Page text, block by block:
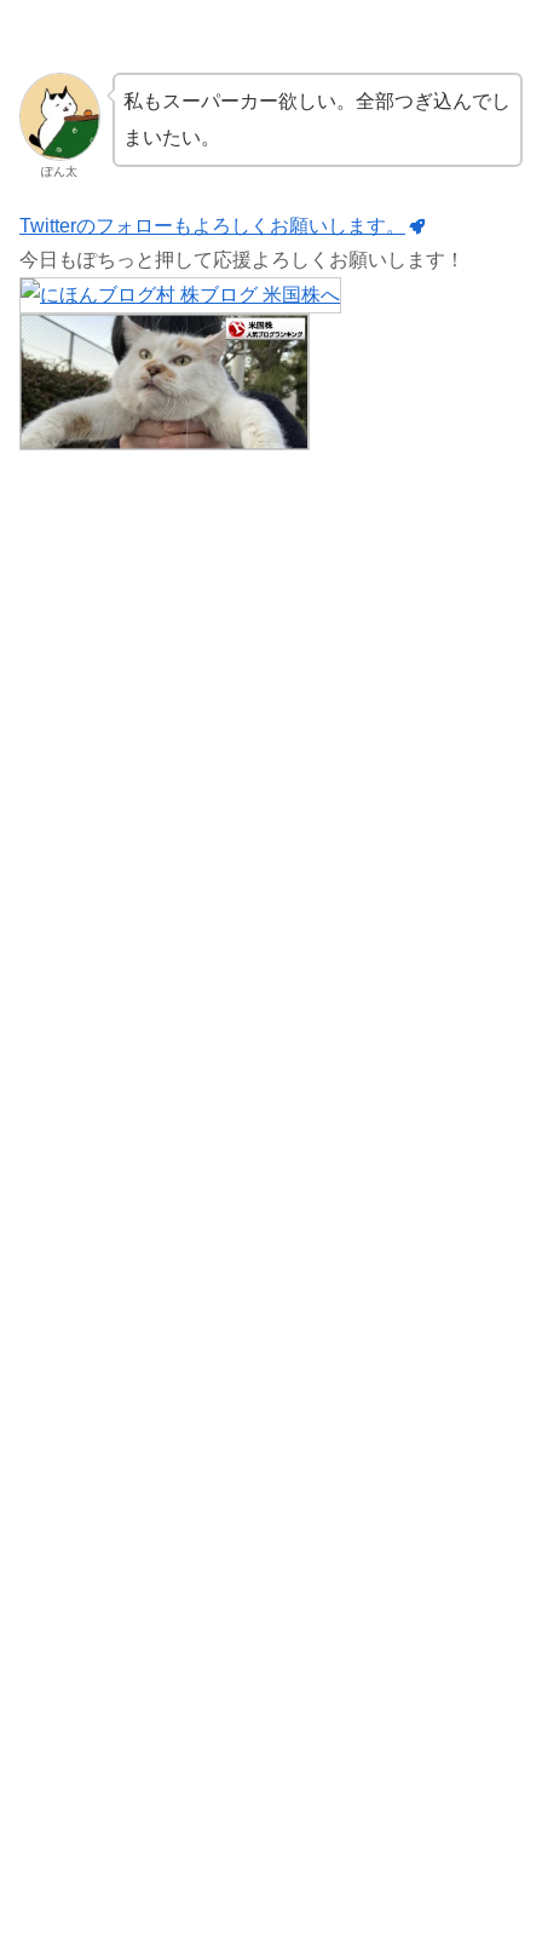
ぽん太
私もスーパーカー欲しい。全部つぎ込んでし
まいたい。
Twitterのフォローもよろしくお願いします。
今日もぽちっと押して応援よろしくお願いします！